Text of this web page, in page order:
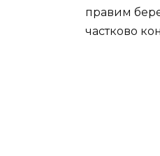
правим
частково